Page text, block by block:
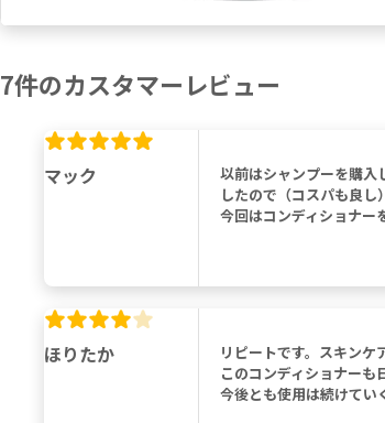
7件のカスタマーレビュー
マック
以前はシャンプーを購入
したので（コスパも良し）
今回はコンディショナー
ほりたか
リピートです。スキンケ
このコンディショナーも
今後とも使用は続けてい